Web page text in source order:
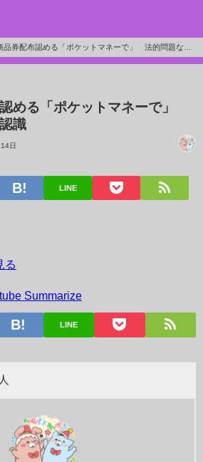
品券配布認める「ポケットマネーで」 法的問題ない
める「ポケットマネーで」
識
日
LINE
る
Summarize
LINE